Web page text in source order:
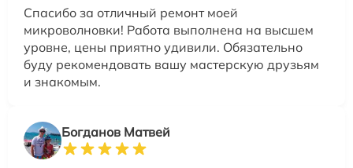
Спасибо за отличный ремонт моей
микроволновки! Работа выполнена на высшем
уровне, цены приятно удивили. Обязательно
буду рекомендовать вашу мастерскую друзьям
и знакомым.
Богданов Матвей